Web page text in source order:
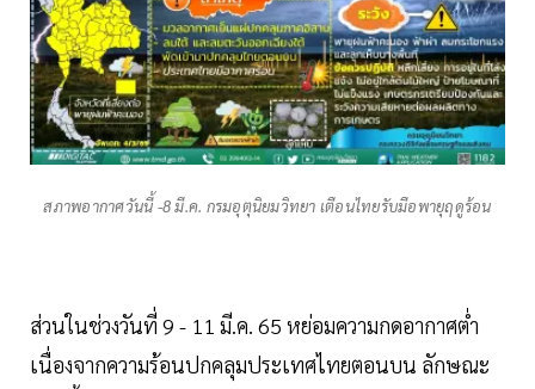
สภาพอากาศวันนี้ -8 มี.ค. กรมอุตุนิยมวิทยา เตือนไทยรับมือพายุฤดูร้อน
ส่วนในช่วงวันที่ 9 - 11 มี.ค. 65 หย่อมความกดอากาศต่ำ
เนื่องจากความร้อนปกคลุมประเทศไทยตอนบน ลักษณะ